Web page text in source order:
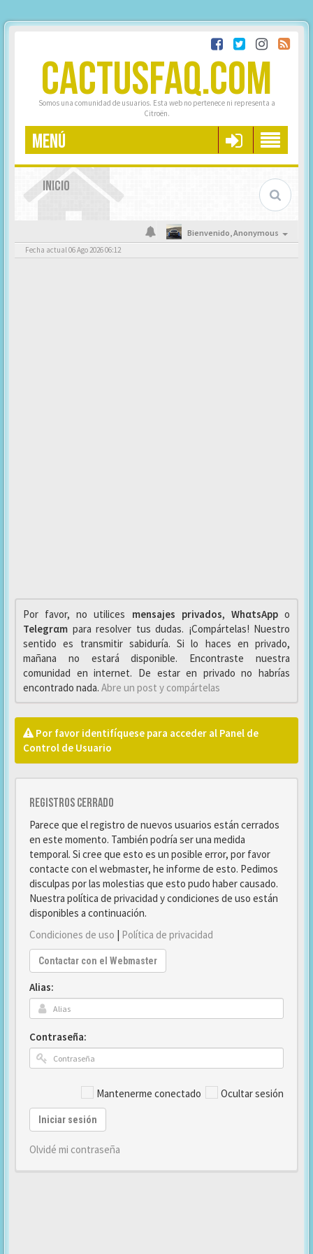
CACTUSFAQ.COM
Somos una comunidad de usuarios. Esta web no pertenece ni representa a
Citroën.
MENÚ
INICIO
Bienvenido,Anonymous
Fecha actual 06 Ago 2026 06:12
Por favor, no utilices mensajes privados, WhαtsAppo
Telegrαm para resolver tus dudas. ¡Compártelas! Nuestro
sentido es transmitir sabiduría. Si lo haces en privado,
mañana no estará disponible. Encontraste nuestra
comunidad en internet. De estar en privado no habrías
encontrado nada. Abre un post y compártelas
Por favor identifíquese para acceder al Panel de
Control de Usuario
Registros cerrado
Parece que el registro de nuevos usuarios están cerrados
en este momento. También podría ser una medida
temporal. Si cree que esto es un posible error, por favor
contacte con el webmaster, he informe de esto. Pedimos
disculpas por las molestias que esto pudo haber causado.
Nuestra política de privacidad y condiciones de uso están
disponibles a continuación.
Condiciones de uso | Política de privacidad
Contactar con el Webmaster
Alias:
Contraseña:
Mantenerme conectado Ocultar sesión
Iniciar sesión
Olvidé mi contraseña